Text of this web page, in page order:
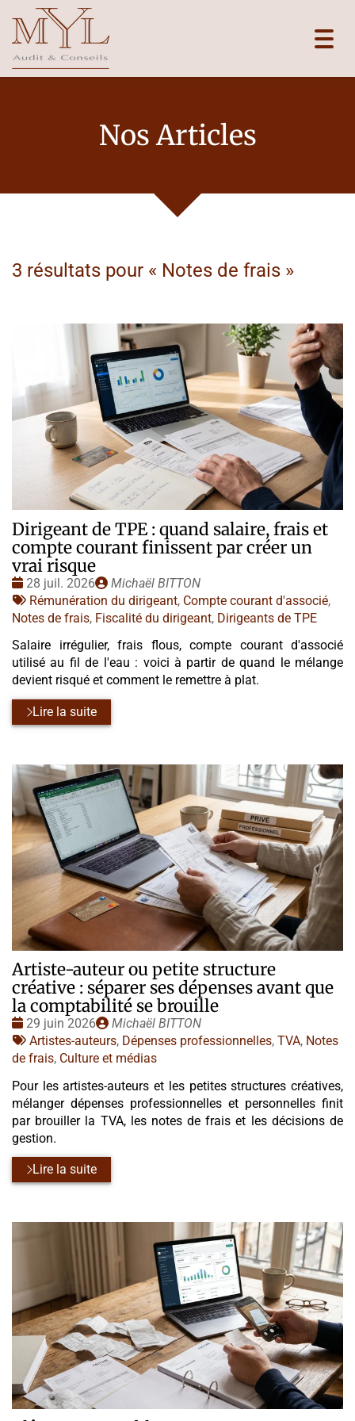
Nos Articles
3 résultats pour « Notes de frais »
Dirigeant de TPE : quand salaire, frais et
compte courant finissent par créer un
vrai risque
Date
:
28 juil. 2026
Publié
par
Michaël BITTON
Tags
:
Rémunération du dirigeant, Compte courant d'associé,
Notes de frais, Fiscalité du dirigeant, Dirigeants de TPE
Salaire irrégulier, frais flous, compte courant d'associé
utilisé au fil de l'eau : voici à partir de quand le mélange
devient risqué et comment le remettre à plat.
Lire la suite
Artiste-auteur ou petite structure
créative : séparer ses dépenses avant que
la comptabilité se brouille
Date
:
29 juin 2026
Publié
par
Michaël BITTON
Tags
:
Artistes-auteurs, Dépenses professionnelles, TVA, Notes
de frais, Culture et médias
Pour les artistes-auteurs et les petites structures créatives,
mélanger dépenses professionnelles et personnelles finit
par brouiller la TVA, les notes de frais et les décisions de
gestion.
Lire la suite